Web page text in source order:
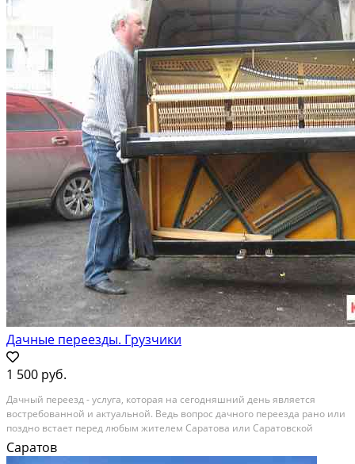
Дачные переезды. Грузчики
1 500 руб.
Дачный переезд - услуга, которая на сегодняшний день является
востребованной и актуальной. Ведь вопрос дачного переезда рано или
поздно встает перед любым жителем Саратова или Саратовской
области, у которого есть дача. Этот вид переезда включает в себя
следующее: перевозку мебели на дачу;...
Саратов